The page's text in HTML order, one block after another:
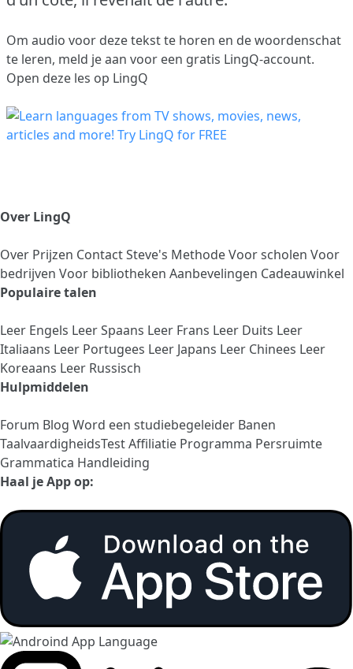
Om audio voor deze tekst te horen en de woordenschat
te leren, meld je aan voor een gratis LingQ-account.
Open deze les op LingQ
Over LingQ
Over Prijzen ContactSteve's MethodeVoor scholen Voor
bedrijven Voor bibliotheken Aanbevelingen Cadeauwinkel
Populaire talen
Leer Engels Leer Spaans Leer Frans Leer Duits Leer
Italiaans Leer Portugees Leer Japans Leer Chinees Leer
Koreaans Leer Russisch
Hulpmiddelen
Forum Blog Word een studiebegeleider Banen
TaalvaardigheidsTestAffiliatie Programma Persruimte
Grammatica Handleiding
Haal je App op: